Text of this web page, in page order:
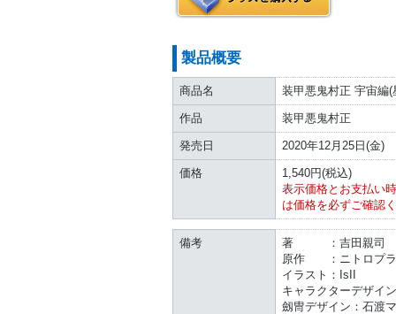
製品概要
商品名 装甲悪鬼村正 宇宙編
作品 装甲悪鬼村正
発売日 2020年12月25日(金)
価格
1,540円(税込)
表示価格とお支払い
は価格を必ずご確認
備考
著 ：吉田親司
原作 ：ニトロプ
イラスト：IsII
キャラクターデザイ
劔冑デザイン：石渡